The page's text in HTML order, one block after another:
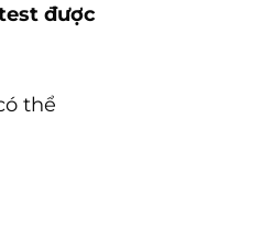
được
thể